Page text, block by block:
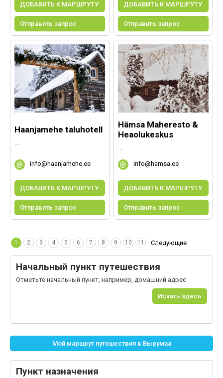
ДОБАВИТЬ К МАРШРУТУ
Отправить запрос
ДОБАВИТЬ К МАРШРУТУ
Отправить запрос
Haanjamehe taluhotell
...
info@haanjamehe.ee
ДОБАВИТЬ К МАРШРУТУ
Отправить запрос
Hämsa Maheresto &
Heaolukeskus
...
info@hamsa.ee
ДОБАВИТЬ К МАРШРУТУ
Отправить запрос
1 2 3 4 5 6 7 8 9 10 11 Следующие
Начальный пункт путешествия
Отметьте начальный пункт, например, домашний адрес
Искать здесь
Мой маршрут путешествия в Вырумаа
Пункт назначения